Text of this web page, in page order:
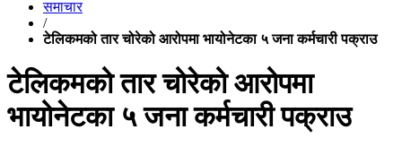
समाचार
/
टेलिकमको तार चोरेको आरोपमा भायोनेटका ५ जना कर्मचारी पक्राउ
टेलिकमको तार चोरेको आरोपमा
भायोनेटका ५ जना कर्मचारी पक्राउ